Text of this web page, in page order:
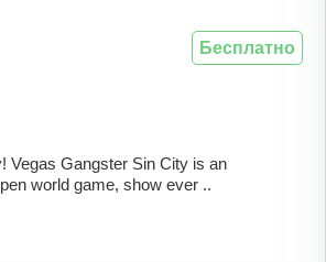
Vegas Gangster Sin City is an
world game, show ever ..
Бесплатно